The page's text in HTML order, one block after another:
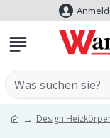
Design